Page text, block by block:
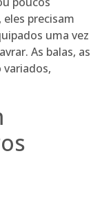
precisam
uma vez
As balas, as
variados,